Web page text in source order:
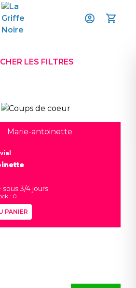
LES FILTRES
sous 3/4 jours
: 0
PANIER